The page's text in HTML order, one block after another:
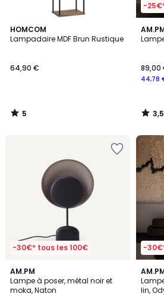
HOMCOM
Lampadaire MDF Brun Rustique
64,90 €
5
/
5
/
-
44,78
89,00
3,5
/ 5
3,5
/
-30€* tous les 100€
AM.PM
Lampe à poser, métal noir et
moka, Naton
4,8
/ 5
-
lin,
4,8
/ 5